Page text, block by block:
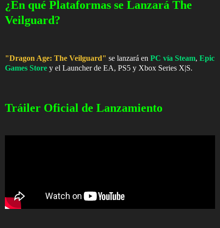
¿En qué Plataformas se Lanzará The
Veilguard?
"Dragon Age: The Veilguard" se lanzará en PC vía Steam, Epic
Games Store y el Launcher de EA, PS5 y Xbox Series X|S.
Tráiler Oficial de Lanzamiento